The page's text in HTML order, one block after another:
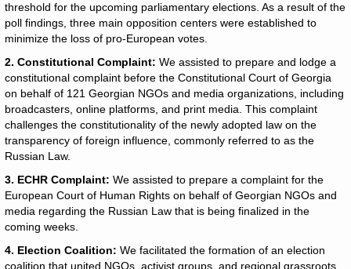
threshold for the upcoming parliamentary elections. As a result of the
poll findings, three main opposition centers were established to
minimize the loss of pro-European votes.
2. Constitutional Complaint: We assisted to prepare and lodge a
constitutional complaint before the Constitutional Court of Georgia
on behalf of 121 Georgian NGOs and media organizations, including
broadcasters, online platforms, and print media. This complaint
challenges the constitutionality of the newly adopted law on the
transparency of foreign influence, commonly referred to as the
Russian Law.
3. ECHR Complaint: We assisted to prepare a complaint for the
European Court of Human Rights on behalf of Georgian NGOs and
media regarding the Russian Law that is being finalized in the
coming weeks.
4. Election Coalition: We facilitated the formation of an election
coalition that united NGOs, activist groups, and regional grassroots